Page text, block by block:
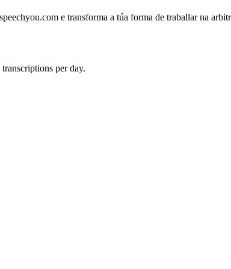
e transforma a túa forma de traballar na
per day.